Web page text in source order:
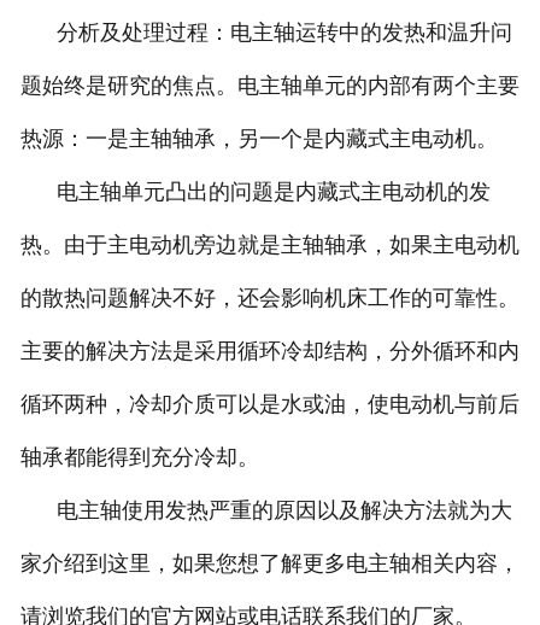
分析及处理过程：电主轴运转中的发热和温升问
题始终是研究的焦点。电主轴单元的内部有两个主要
热源：一是主轴轴承，另一个是内藏式主电动机。
电主轴单元凸出的问题是内藏式主电动机的发
热。由于主电动机旁边就是主轴轴承，如果主电动机
的散热问题解决不好，还会影响机床工作的可靠性。
主要的解决方法是采用循环冷却结构，分外循环和内
循环两种，冷却介质可以是水或油，使电动机与前后
轴承都能得到充分冷却。
电主轴使用发热严重的原因以及解决方法就为大
家介绍到这里，如果您想了解更多电主轴相关内容，
请浏览我们的官方网站或电话联系我们的厂家。